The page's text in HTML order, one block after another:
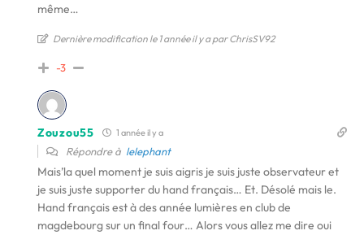
même…
Dernière modification le 1 année il y a par ChrisSV92
-3
Zouzou55 1 année il y a
Répondre à lelephant
Mais’la quel moment je suis aigris je suis juste observateur et
je suis juste supporter du hand français… Et. Désolé mais le.
Hand français est à des année lumières en club de
magdebourg sur un final four… Alors vous allez me dire oui